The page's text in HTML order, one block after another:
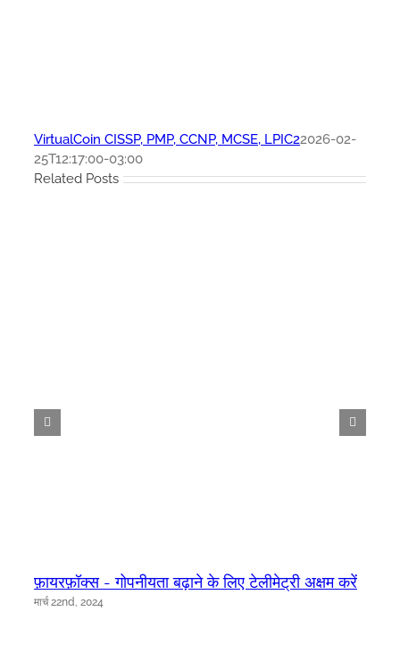
VirtualCoin CISSP, PMP, CCNP, MCSE, LPIC22026-02-
25T12:17:00-03:00
Related Posts
फ़ायरफ़ॉक्स - गोपनीयता बढ़ाने के लिए टेलीमेट्री अक्षम करें
मार्च 22nd, 2024